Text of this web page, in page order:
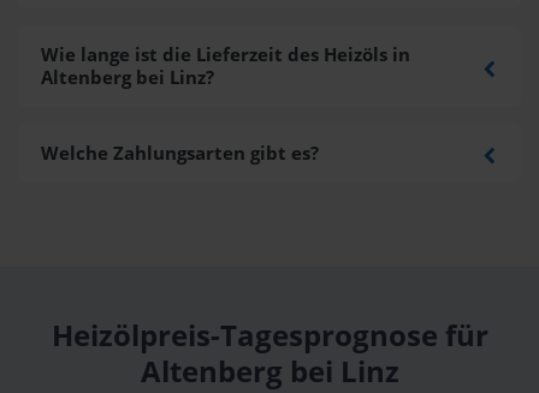
Wie lange ist die Lieferzeit des Heizöls in
Altenberg bei Linz?
Welche Zahlungsarten gibt es?
Heizölpreis-Tagesprognose für
Altenberg bei Linz